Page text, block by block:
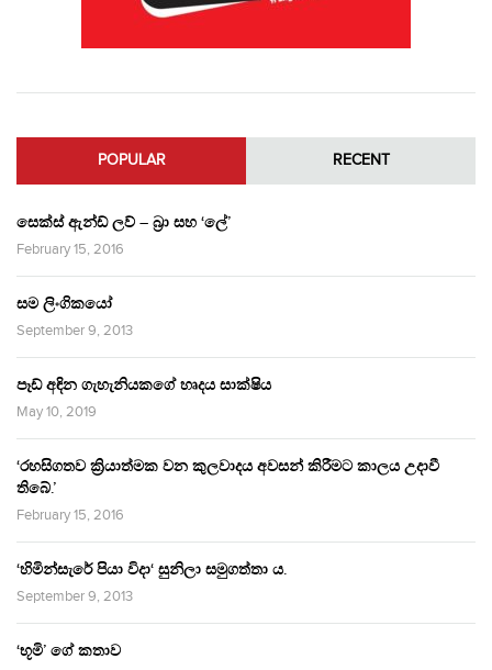
POPULAR RECENT
සෙක්ස් ඇන්ඩ් ලව් – බ්‍රා සහ ‘ලේ’
February 15, 2016
සම ලිංගිකයෝ
September 9, 2013
පෑඩ් අඳින ගැහැනියකගේ හෘදය සාක්ෂිය
May 10, 2019
‘රහසිගතව ක්‍රියාත්මක වන කුලවාදය අවසන් කිරීමට කාලය උදාවී
තිබේ.’
February 15, 2016
‘හිමින්සැරේ පියා විදා‘ සුනිලා සමුගත්තා ය.
September 9, 2013
‘භූමි’ ගේ කතාව